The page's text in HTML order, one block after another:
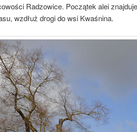
Radzowice. Początek alei
wzdłuż drogi do wsi Kwaśnina.